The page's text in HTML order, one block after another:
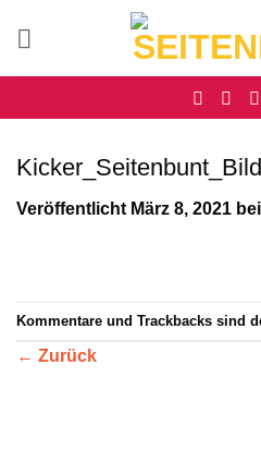
Veröffentlicht März 8, 2021 bei
Kommentare und Trackbacks sind
← Zurück